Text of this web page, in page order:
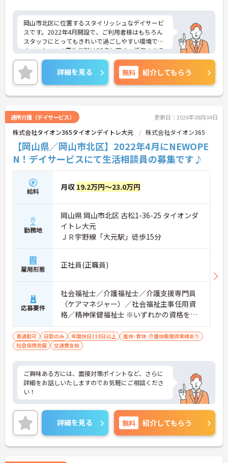
岡山市北区に位置するスタイリッシュなデイサービ
スです。2022年4月開設で、ご利用者様はもちろん
スタッフにとってもきれいで過ごしやすい環境で
す。スタッフの平均年齢は33歳と若く、活気のある
会社です。経験豊富なスタッフも多数在籍してお
り、相談もしやすいです。頑張りが昇給、賞与とし
っかりと反映されることも魅力です。
ご興味ある方には、面接対策ポイントなど、さらに
詳細をお話しいたしますのでお気軽にご相談くださ
詳細を見る 無料 紹介してもらう
通所介護（デイサービス） 更新日：2026年08月04日
株式会社タイオン365タイオンデイトレ大元 株式会社タイオン365
【岡山県／岡山市北区】2022年4月にNEWOPE
N！デイサービスにて生活相談員の募集です♪
給料 月収 19.2万円～23.0万円
勤務地
岡山県 岡山市北区 古松1-36-25 タイオンダ
イトレ大元
ＪＲ宇野線「大元駅」徒歩15分
雇用形態 正社員(正職員)
応募要件
社会福祉士／介護福祉士／介護支援専門員
（ケアマネジャー）／社会福祉主事任用資
格／精神保健福祉士 ※いずれかの資格を所
持で可 普通自動車運転免許必須（AT限定
可）
車通勤可 日勤のみ 年間休日110日以上
産休･育休･介護休暇取得実績あり
社会保険完備
交通費支給
ご興味ある方には、面接対策ポイントなど、さらに
詳細をお話しいたしますのでお気軽にご相談くださ
い！
詳細を見る 無料 紹介してもらう